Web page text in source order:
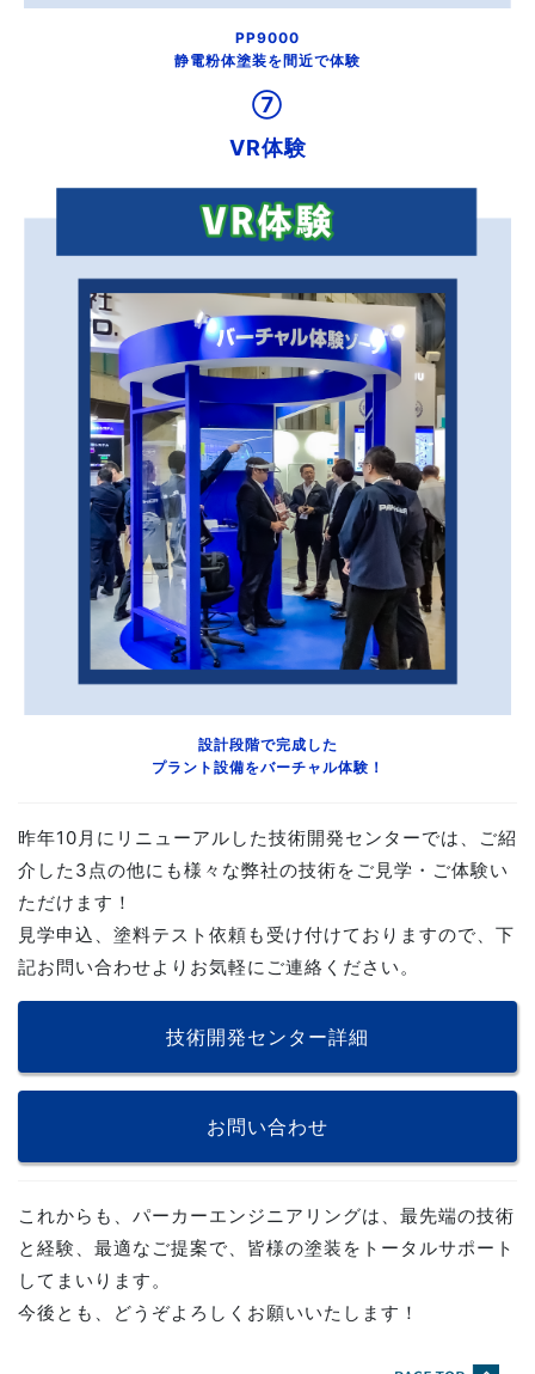
PP9000
静電粉体塗装を間近で体験
⑦
VR体験
設計段階で完成した
プラント設備をバーチャル体験！
昨年10月にリニューアルした技術開発センターでは、ご紹
介した3点の他にも様々な弊社の技術をご見学・ご体験い
ただけます！
見学申込、塗料テスト依頼も受け付けておりますので、下
記お問い合わせよりお気軽にご連絡ください。
技術開発センター詳細
お問い合わせ
これからも、パーカーエンジニアリングは、最先端の技術
と経験、最適なご提案で、皆様の塗装をトータルサポート
してまいります。
今後とも、どうぞよろしくお願いいたします！